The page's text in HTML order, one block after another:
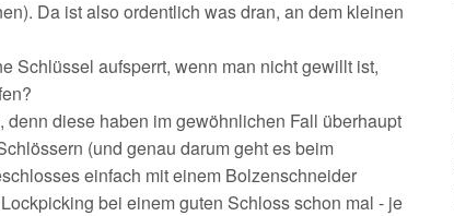
Da ist also ordentlich was dran, an dem kleinen
Schlüssel aufsperrt, wenn man nicht gewillt ist,
diese haben im gewöhnlichen Fall überhaupt
(und genau darum geht es beim
einfach mit einem Bolzenschneider
bei einem guten Schloss schon mal - je